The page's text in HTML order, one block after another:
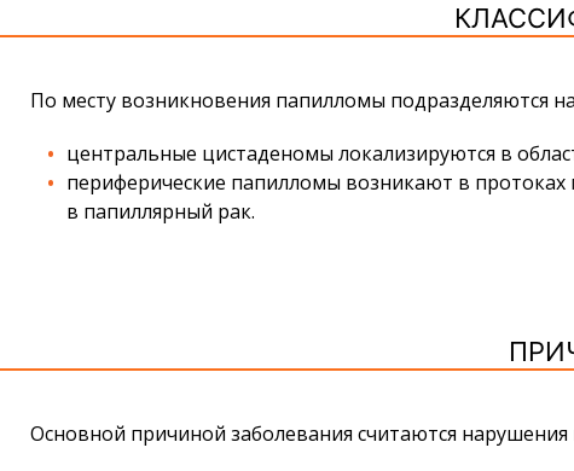
По месту возникновения папилломы подразделяются
центральные цистаденомы локализируются в
периферические папилломы возникают в
в папиллярный рак.
Основной причиной заболевания считаются